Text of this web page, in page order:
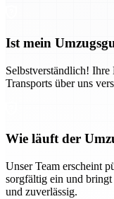
Ist mein
Selbstverständlich! Ihre
Transports über uns
Wie läuft der
Unser Team erscheint
sorgfältig ein und
und zuverlässig.